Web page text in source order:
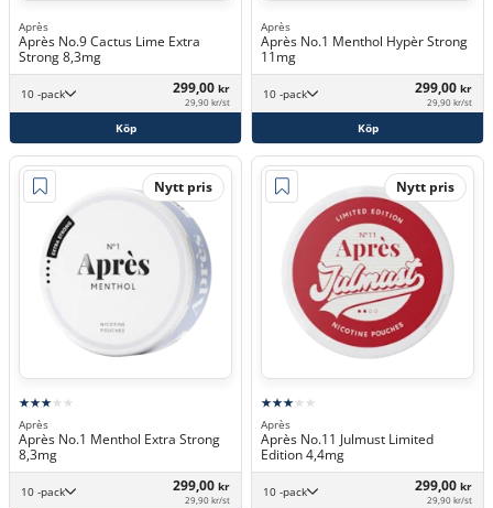
Après
Après No.9 Cactus Lime Extra
Strong 8,3mg
10 -pack 299,00 kr
29,90 kr/st
Köp
Après
Après No.1 Menthol Hypèr Strong
11mg
10 -pack 299,00 kr
29,90 kr/st
Köp
Nytt pris
Après
Après No.1 Menthol Extra Strong
8,3mg
10 -pack 299,00 kr
29,90 kr/st
Nytt pris
Après
Après No.11 Julmust Limited
Edition 4,4mg
10 -pack 299,00 kr
29,90 kr/st